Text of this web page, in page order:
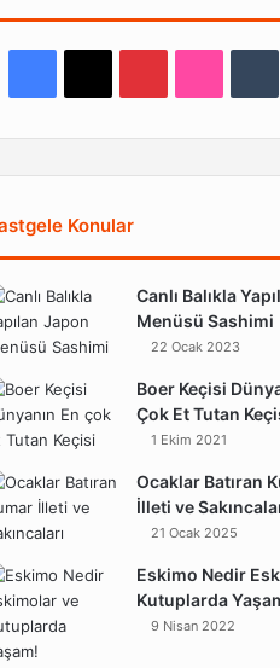
Konular
Canlı Balıkla
Menüsü Sashimi
22 Ocak 2023
Boer Keçisi
Çok Et Tutan
1 Ekim 2021
Ocaklar Batıran
İlleti ve
21 Ocak 2025
Eskimo Nedir
Kutuplarda
9 Nisan 2022